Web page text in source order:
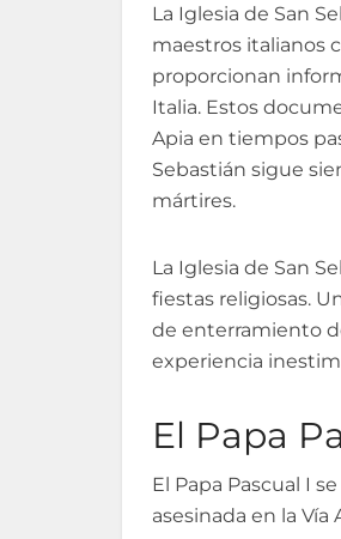
La Iglesia de San
maestros italianos
proporcionan
Italia. Estos
Apia en tiempos
Sebastián sigue
mártires.
La Iglesia de San
fiestas religiosas.
de enterramiento
experiencia
El Papa
El Papa Pascual I
asesinada en la